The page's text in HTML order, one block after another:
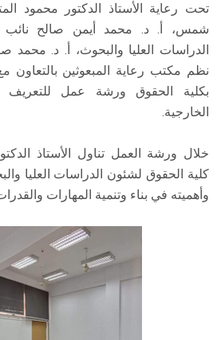
تحت رعاية الأستاذ الدكتور محمود
شمس، أ. د. محمد أيمن صالح نائب
الدراسات العليا والبحوث، أ. د. محمد
نظم مكتب رعاية المبعوثين بالتعاون
بكلية الحقوق ورشة عمل للتعريف
الخارجية.
خلال ورشة العمل تناول الأستاذ
كلية الحقوق لشئون الدراسات العليا
وأهميته في بناء وتنمية المهارات